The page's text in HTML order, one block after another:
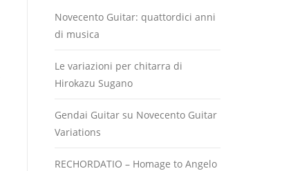
Novecento Guitar: quattordici anni
di musica
Le variazioni per chitarra di
Hirokazu Sugano
Gendai Guitar su Novecento Guitar
Variations
RECHORDATIO – Homage to Angelo